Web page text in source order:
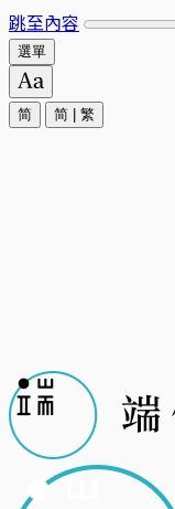
跳至內容
選單
简 简 繁